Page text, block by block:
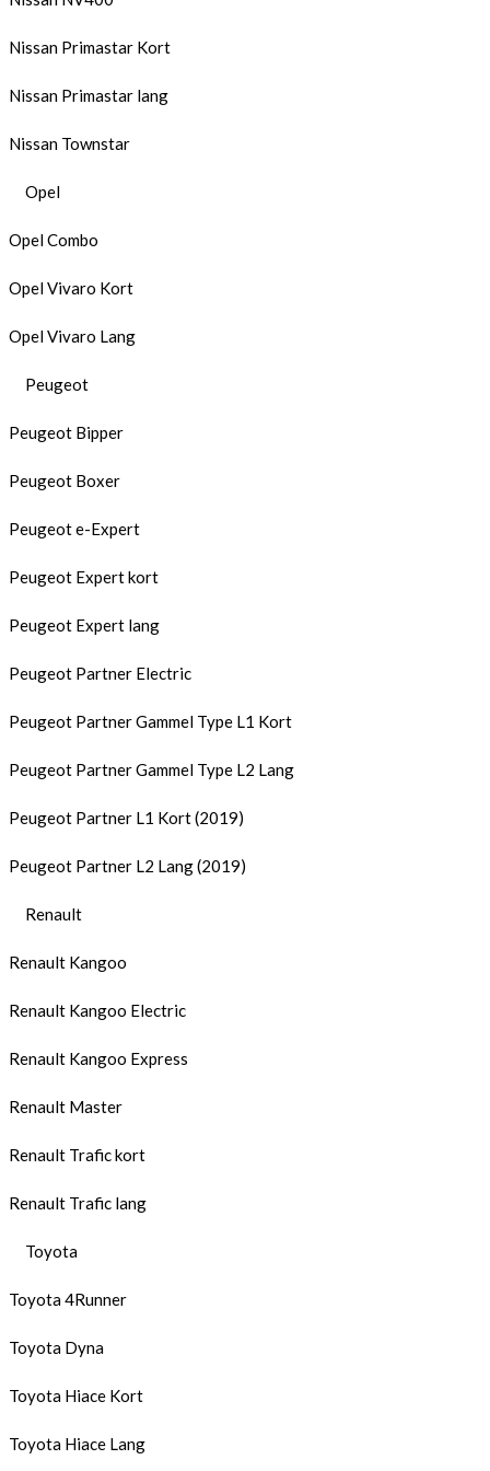
Nissan Primastar Kort
Nissan Primastar lang
Nissan Townstar
Opel
Opel Combo
Opel Vivaro Kort
Opel Vivaro Lang
Peugeot
Peugeot Bipper
Peugeot Boxer
Peugeot e-Expert
Peugeot Expert kort
Peugeot Expert lang
Peugeot Partner Electric
Peugeot Partner Gammel Type L1 Kort
Peugeot Partner Gammel Type L2 Lang
Peugeot Partner L1 Kort (2019)
Peugeot Partner L2 Lang (2019)
Renault
Renault Kangoo
Renault Kangoo Electric
Renault Kangoo Express
Renault Master
Renault Trafic kort
Renault Trafic lang
Toyota
Toyota 4Runner
Toyota Dyna
Toyota Hiace Kort
Toyota Hiace Lang